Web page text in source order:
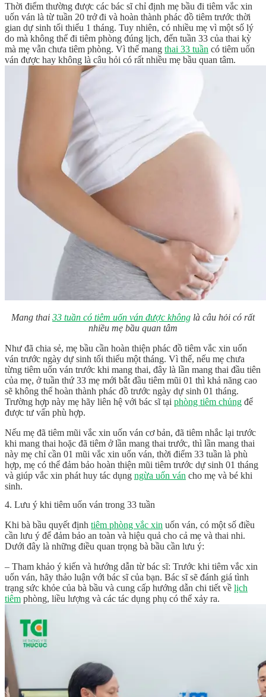
Thời điểm thường được các bác sĩ chỉ định mẹ bầu đi tiêm vắc xin
uốn ván là từ tuần 20 trở đi và hoàn thành phác đồ tiêm trước thời
gian dự sinh tối thiểu 1 tháng. Tuy nhiên, có nhiều mẹ vì một số lý
do mà không thể đi tiêm phòng đúng lịch, đến tuần 33 của thai kỳ
mà mẹ vẫn chưa tiêm phòng. Vì thế mang thai 33 tuần có tiêm uốn
ván được hay không là câu hỏi có rất nhiều mẹ bầu quan tâm.
Mang thai 33 tuần có tiêm uốn ván được không là câu hỏi có rất
nhiều mẹ bầu quan tâm
Như đã chia sẻ, mẹ bầu cần hoàn thiện phác đồ tiêm vắc xin uốn
ván trước ngày dự sinh tối thiểu một tháng. Vì thế, nếu mẹ chưa
từng tiêm uốn ván trước khi mang thai, đây là lần mang thai đầu tiên
của mẹ, ở tuần thứ 33 mẹ mới bắt đầu tiêm mũi 01 thì khả năng cao
sẽ không thể hoàn thành phác đồ trước ngày dự sinh 01 tháng.
Trường hợp này mẹ hãy liên hệ với bác sĩ tại phòng tiêm chủng để
được tư vấn phù hợp.
Nếu mẹ đã tiêm mũi vắc xin uốn ván cơ bản, đã tiêm nhắc lại trước
khi mang thai hoặc đã tiêm ở lần mang thai trước, thì lần mang thai
này mẹ chỉ cần 01 mũi vắc xin uốn ván, thời điểm 33 tuần là phù
hợp, mẹ có thể đảm bảo hoàn thiện mũi tiêm trước dự sinh 01 tháng
và giúp vắc xin phát huy tác dụng ngừa uốn ván cho mẹ và bé khi
sinh.
4. Lưu ý khi tiêm uốn ván trong 33 tuần
Khi bà bầu quyết định tiêm phòng vắc xin uốn ván, có một số điều
cần lưu ý để đảm bảo an toàn và hiệu quả cho cả mẹ và thai nhi.
Dưới đây là những điều quan trọng bà bầu cần lưu ý:
– Tham khảo ý kiến và hướng dẫn từ bác sĩ: Trước khi tiêm vắc xin
uốn ván, hãy thảo luận với bác sĩ của bạn. Bác sĩ sẽ đánh giá tình
trạng sức khỏe của bà bầu và cung cấp hướng dẫn chi tiết về lịch
tiêm phòng, liều lượng và các tác dụng phụ có thể xảy ra.